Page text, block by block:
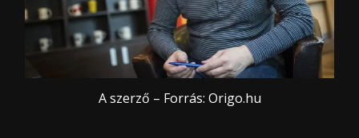
A szerző – Forrás: Origo.hu